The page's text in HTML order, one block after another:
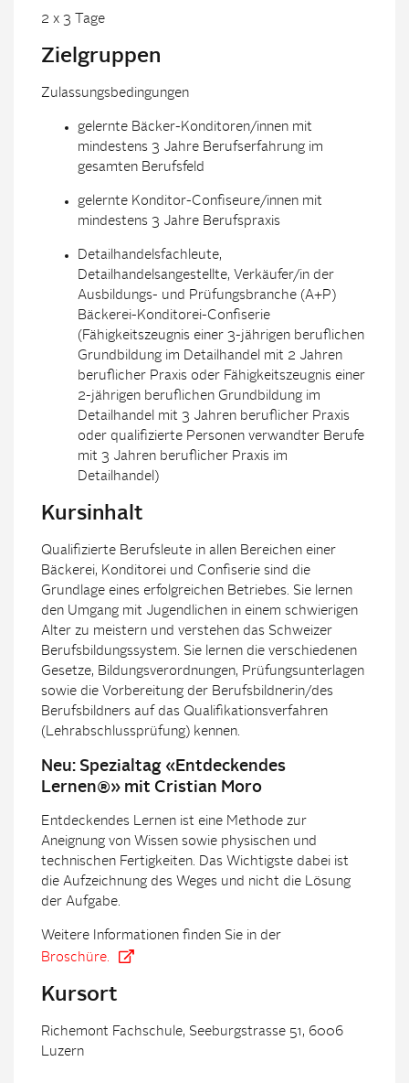
2 x 3 Tage
Zielgruppen
Zulassungsbedingungen
gelernte Bäcker-Konditoren/innen mit
mindestens 3 Jahre Berufserfahrung im
gesamten Berufsfeld
gelernte Konditor-Confiseure/innen mit
mindestens 3 Jahre Berufspraxis
Detailhandelsfachleute,
Detailhandelsangestellte, Verkäufer/in der
Ausbildungs- und Prüfungsbranche (A+P)
Bäckerei-Konditorei-Confiserie
(Fähigkeitszeugnis einer 3-jährigen beruflichen
Grundbildung im Detailhandel mit 2 Jahren
beruflicher Praxis oder Fähigkeitszeugnis einer
2-jährigen beruflichen Grundbildung im
Detailhandel mit 3 Jahren beruflicher Praxis
oder qualifizierte Personen verwandter Berufe
mit 3 Jahren beruflicher Praxis im
Detailhandel)
Kursinhalt
Qualifizierte Berufsleute in allen Bereichen einer
Bäckerei, Konditorei und Confiserie sind die
Grundlage eines erfolgreichen Betriebes. Sie lernen
den Umgang mit Jugendlichen in einem schwierigen
Alter zu meistern und verstehen das Schweizer
Berufsbildungssystem. Sie lernen die verschiedenen
Gesetze, Bildungsverordnungen, Prüfungsunterlagen
sowie die Vorbereitung der Berufsbildnerin/des
Berufsbildners auf das Qualifikationsverfahren
(Lehrabschlussprüfung) kennen.
Neu: Spezialtag «Entdeckendes
Lernen®» mit Cristian Moro
Entdeckendes Lernen ist eine Methode zur
Aneignung von Wissen sowie physischen und
technischen Fertigkeiten. Das Wichtigste dabei ist
die Aufzeichnung des Weges und nicht die Lösung
der Aufgabe.
Weitere Informationen finden Sie in der
Broschüre.
Kursort
Richemont Fachschule, Seeburgstrasse 51, 6006
Luzern